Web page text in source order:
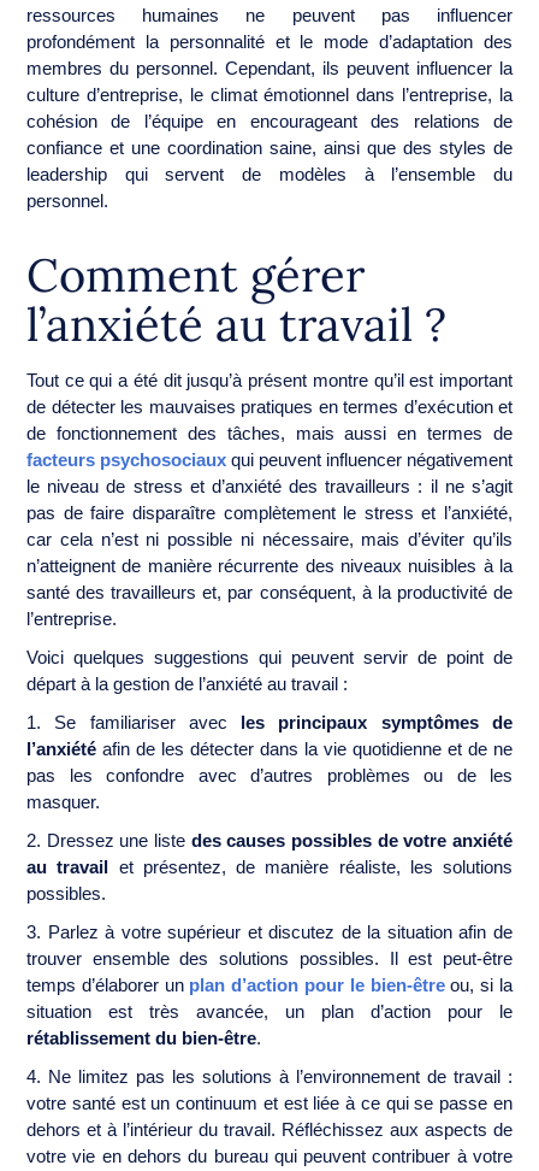
ressources humaines ne peuvent pas influencer
profondément la personnalité et le mode d’adaptation des
membres du personnel. Cependant, ils peuvent influencer la
culture d’entreprise, le climat émotionnel dans l’entreprise, la
cohésion de l’équipe en encourageant des relations de
confiance et une coordination saine, ainsi que des styles de
leadership qui servent de modèles à l’ensemble du
personnel.
Comment gérer
l’anxiété au travail ?
Tout ce qui a été dit jusqu’à présent montre qu’il est important
de détecter les mauvaises pratiques en termes d’exécution et
de fonctionnement des tâches, mais aussi en termes de
facteurs psychosociaux qui peuvent influencer négativement
le niveau de stress et d’anxiété des travailleurs : il ne s’agit
pas de faire disparaître complètement le stress et l’anxiété,
car cela n’est ni possible ni nécessaire, mais d’éviter qu’ils
n’atteignent de manière récurrente des niveaux nuisibles à la
santé des travailleurs et, par conséquent, à la productivité de
l’entreprise.
Voici quelques suggestions qui peuvent servir de point de
départ à la gestion de l’anxiété au travail :
1. Se familiariser avec les principaux symptômes de
l’anxiété afin de les détecter dans la vie quotidienne et de ne
pas les confondre avec d’autres problèmes ou de les
masquer.
2. Dressez une liste des causes possibles de votre anxiété
au travail et présentez, de manière réaliste, les solutions
possibles.
3. Parlez à votre supérieur et discutez de la situation afin de
trouver ensemble des solutions possibles. Il est peut-être
temps d’élaborer un plan d’action pour le bien-êtreou, si la
situation est très avancée, un plan d’action pour le
rétablissement du bien-être.
4. Ne limitez pas les solutions à l’environnement de travail :
votre santé est un continuum et est liée à ce qui se passe en
dehors et à l’intérieur du travail. Réfléchissez aux aspects de
votre vie en dehors du bureau qui peuvent contribuer à votre